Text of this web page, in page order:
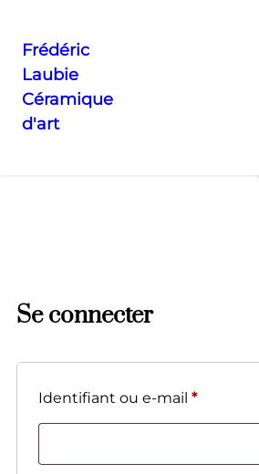
Frédéric
Laubie
Céramique
d'art
Se connecter
Identifiant ou e-mail *